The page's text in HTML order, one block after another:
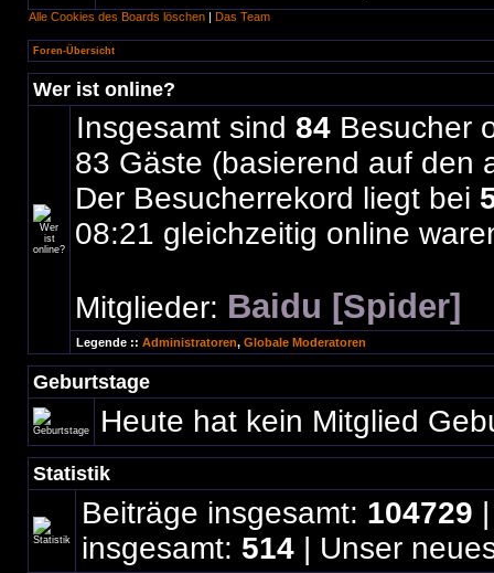
Alle Cookies des Boards löschen | Das Team
Foren-Übersicht
Wer ist online?
Insgesamt sind 84 Besucher
83 Gäste (basierend auf den
Der Besucherrekord liegt bei
08:21 gleichzeitig online
Mitglieder: Baidu [Spider]
Legende :: Administratoren, Globale Moderatoren
Geburtstage
Heute hat kein Mitglied
Statistik
Beiträge insgesamt: 104729
insgesamt: 514 | Unser